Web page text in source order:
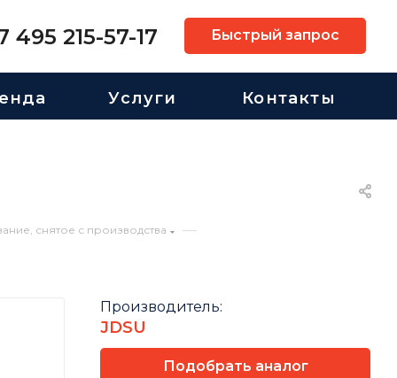
495 215-57-17 Быстрый запрос
Услуги Контакты
снятое с производства —
Производитель:
JDSU
Подобрать аналог